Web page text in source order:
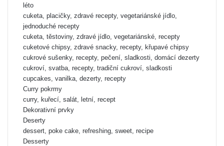
léto
cuketa, placičky, zdravé recepty, vegetariánské jídlo,
jednoduché recepty
cuketa, těstoviny, zdravé jídlo, vegetariánské, recepty
cuketové chipsy, zdravé snacky, recepty, křupavé chipsy
cukrové sušenky, recepty, pečení, sladkosti, domácí dezerty
cukroví, svatba, recepty, tradiční cukroví, sladkosti
cupcakes, vanilka, dezerty, recepty
Curry pokrmy
curry, kuřecí, salát, letní, recept
Dekorativní prvky
Deserty
dessert, poke cake, refreshing, sweet, recipe
Desserty